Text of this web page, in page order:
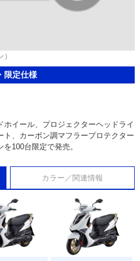
限定仕様
イール、プロジェクターヘッドライ
ト、カーボン調マフラープロテクター
100台限定で発売。
カラー／関連情報